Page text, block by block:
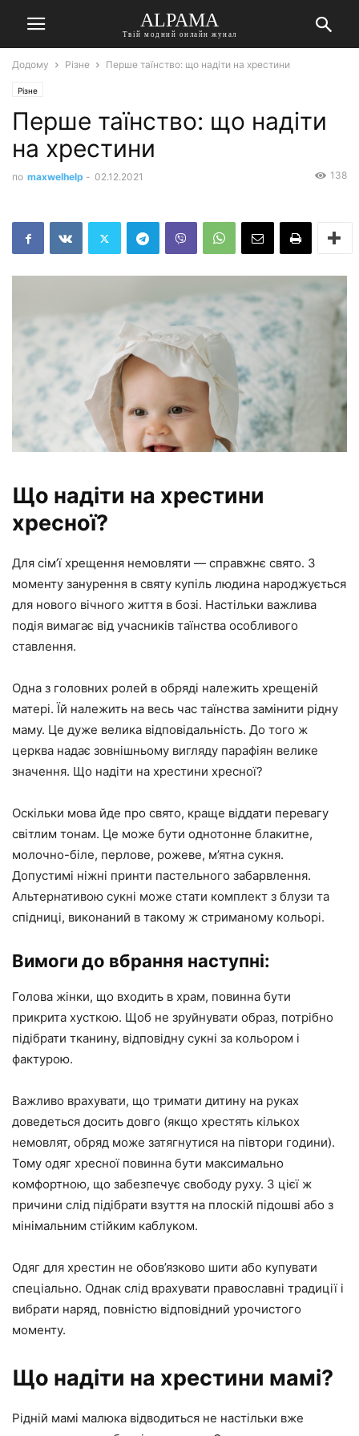
ALPAMA
Твій модний онлайн жунал
Додому Різне Перше таїнство: що надіти на хрестини
Різне
Перше таїнство: що надіти
на хрестини
по maxwelhelp - 02.12.2021 138
Що надіти на хрестини
хресної?
Для сім’ї хрещення немовляти — справжнє свято. З
моменту занурення в святу купіль людина народжується
для нового вічного життя в бозі. Настільки важлива
подія вимагає від учасників таїнства особливого
ставлення.
Одна з головних ролей в обряді належить хрещеній
матері. Їй належить на весь час таїнства замінити рідну
маму. Це дуже велика відповідальність. До того ж
церква надає зовнішньому вигляду парафіян велике
значення. Що надіти на хрестини хресної?
Оскільки мова йде про свято, краще віддати перевагу
світлим тонам. Це може бути однотонне блакитне,
молочно-біле, перлове, рожеве, м’ятна сукня.
Допустимі ніжні принти пастельного забарвлення.
Альтернативою сукні може стати комплект з блузи та
спідниці, виконаний в такому ж стриманому кольорі.
Вимоги до вбрання наступні:
Голова жінки, що входить в храм, повинна бути
прикрита хусткою. Щоб не зруйнувати образ, потрібно
підібрати тканину, відповідну сукні за кольором і
фактурою.
Важливо врахувати, що тримати дитину на руках
доведеться досить довго (якщо хрестять кількох
немовлят, обряд може затягнутися на півтори години).
Тому одяг хресної повинна бути максимально
комфортною, що забезпечує свободу руху. З цієї ж
причини слід підібрати взуття на плоскій підошві або з
мінімальним стійким каблуком.
Одяг для хрестин не обов’язково шити або купувати
спеціально. Однак слід врахувати православні традиції і
вибрати наряд, повністю відповідний урочистого
моменту.
Що надіти на хрестини мамі?
Рідній мамі малюка відводиться не настільки вже